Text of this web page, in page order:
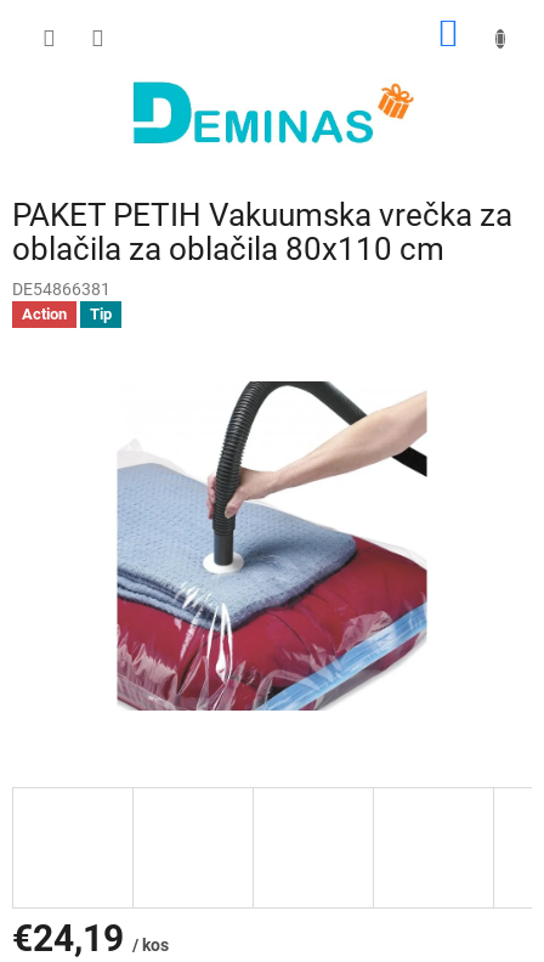
PAKET PETIH Vakuumska vrečka za
oblačila za oblačila 80x110 cm
DE54866381
Action Tip
€24,19 / kos